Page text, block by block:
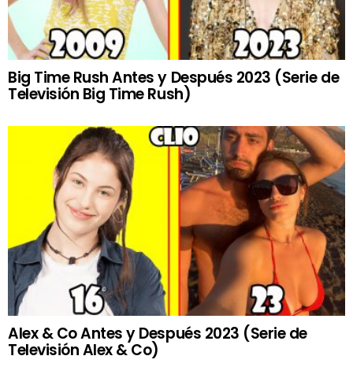
Big Time Rush Antes y Después 2023 (Serie de
Televisión Big Time Rush)
Alex & Co Antes y Después 2023 (Serie de
Televisión Alex & Co)